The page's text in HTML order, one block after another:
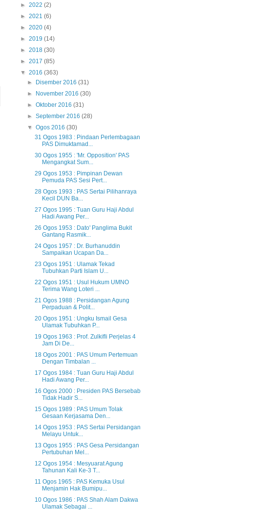
► 2022 (2)
► 2021 (6)
► 2020 (4)
► 2019 (14)
► 2018 (30)
► 2017 (85)
▼ 2016 (363)
►
Disember 2016(31)
►
November 2016(30)
►Oktober 2016(31)
►September 2016(28)
▼Ogos 2016(30)
31 Ogos 1983 : Pindaan Perlembagaan
PAS Dimuktamad...
30 Ogos 1955 : 'Mr. Opposition' PAS
Mengangkat Sum...
29 Ogos 1953 : Pimpinan Dewan
Pemuda PAS Sesi Pert...
28 Ogos 1993 : PAS Sertai Pilihanraya
Kecil DUN Ba...
27 Ogos 1995 : Tuan Guru Haji Abdul
Hadi Awang Per...
26 Ogos 1953 : Dato' Panglima Bukit
Gantang Rasmik...
24 Ogos 1957 : Dr. Burhanuddin
Sampaikan Ucapan Da...
23 Ogos 1951 : Ulamak Tekad
Tubuhkan Parti Islam U...
22 Ogos 1951 : Usul Hukum UMNO
Terima Wang Loteri ...
21 Ogos 1988 : Persidangan Agung
Perpaduan & Polit...
20 Ogos 1951 : Ungku Ismail Gesa
Ulamak Tubuhkan P...
19 Ogos 1963 : Prof. Zulkifli Perjelas 4
Jam Di De...
18 Ogos 2001 : PAS Umum Pertemuan
Dengan Timbalan ...
17 Ogos 1984 : Tuan Guru Haji Abdul
Hadi Awang Per...
16 Ogos 2000 : Presiden PAS Bersebab
Tidak Hadir S...
15 Ogos 1989 : PAS Umum Tolak
Gesaan Kerjasama Den...
14 Ogos 1953 : PAS Sertai Persidangan
Melayu Untuk...
13 Ogos 1955 : PAS Gesa Persidangan
Pertubuhan Mel...
12 Ogos 1954 : Mesyuarat Agung
Tahunan Kali Ke-3 T...
11 Ogos 1965 : PAS Kemuka Usul
Menjamin Hak Bumipu...
10 Ogos 1986 : PAS Shah Alam Dakwa
Ulamak Sebagai ...